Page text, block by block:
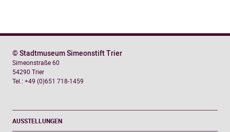
AUSSTELLUNGEN
© Stadtmuseum Simeonstift Trier
Simeonstraße 60
54290 Trier
Tel.: +49 (0)651 718-1459